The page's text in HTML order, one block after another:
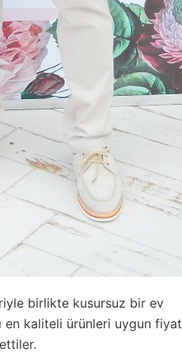
birlikte kusursuz bir ev
en kaliteli ürünleri uygun fiyat